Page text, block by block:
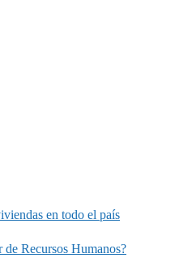
en todo el país
de Recursos Humanos?